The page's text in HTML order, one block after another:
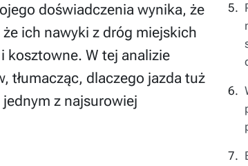
doświadczenia wynika, że
ich nawyki z dróg miejskich
kosztowne. W tej analizie
tłumacząc, dlaczego jazda tuż
z najsurowiej